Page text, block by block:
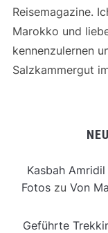
Reisemagazine.
Marokko und
kennenzulernen
Salzkammergut
Kasbah
Fotoszu Von
Geführte